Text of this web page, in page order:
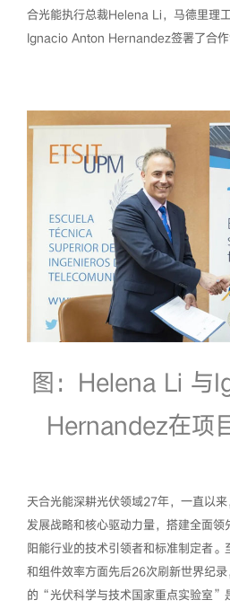
合光能执行总裁Helena Li，马德里理
Ignacio Anton Hernandez签署了合作
图：Helena Li 与
Hernandez在项
天合光能深耕光伏领域27年，一直以
发展战略和核心驱动力量，搭建全面
阳能行业的技术引领者和标准制定者
和组件效率方面先后26次刷新世界纪
的“光伏科学与技术国家重点实验室”